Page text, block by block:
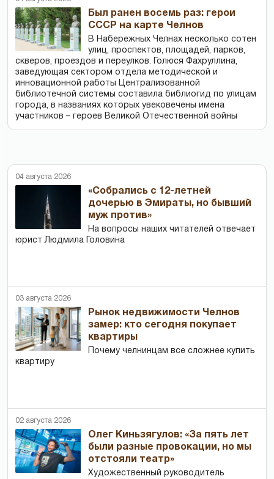
Был ранен восемь раз: герои
СССР на карте Челнов
В Набережных Челнах несколько сотен
улиц, проспектов, площадей, парков,
скверов, проездов и переулков. Голюся Фахруллина,
заведующая сектором отдела методической и
инновационной работы Централизованной
библиотечной системы составила библиогид по улицам
города, в названиях которых увековечены имена
участников – героев Великой Отечественной войны
04 августа 2026
«Собрались с 12-летней
дочерью в Эмираты, но бывший
муж против»
На вопросы наших читателей отвечает
юрист Людмила Головина
03 августа 2026
Рынок недвижимости Челнов
замер: кто сегодня покупает
квартиры
Почему челнинцам все сложнее купить
квартиру
02 августа 2026
Олег Киньзягулов: «За пять лет
были разные провокации, но мы
отстояли театр»
Художественный руководитель